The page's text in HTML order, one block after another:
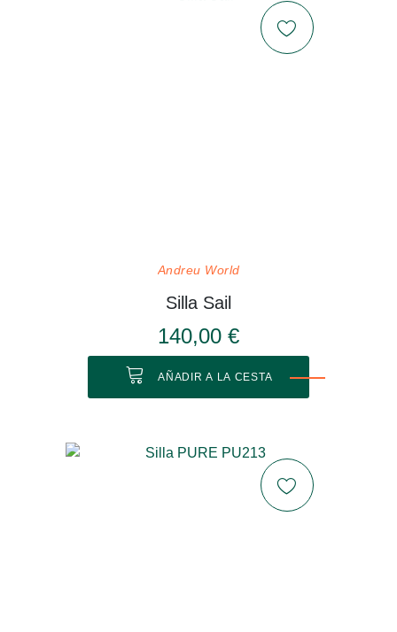
Andreu World
Silla Sail
140,00 €
AÑADIR A LA CESTA